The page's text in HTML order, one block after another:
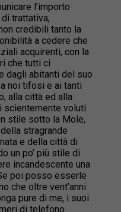
l’importo
trattativa,
credibili tanto la
a cedere che
acquirenti, con la
che tutti ci
dagli abitanti del suo
noi tifosi e ai tanti
alla città ed alla
voluti.
stile sotto la Mole,
stragrande
e della città di
un po’ più stile di
incandescente una
poi posso esserle
che oltre vent’anni
pure di me, i suoi
di telefono.